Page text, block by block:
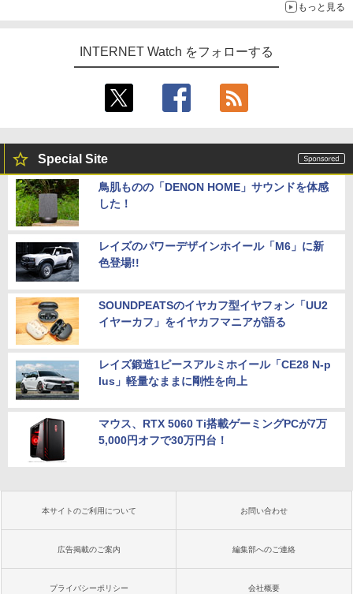
もっと見る
INTERNET Watch をフォローする
Special Site
鳥肌ものの「DENON HOME」サウンドを体感
した！
レイズのパワーデザインホイール「M6」に新
色登場!!
SOUNDPEATSのイヤカフ型イヤフォン「UU2
イヤーカフ」をイヤカフマニアが語る
レイズ鍛造1ピースアルミホイール「CE28 N-p
lus」軽量なままに剛性を向上
マウス、RTX 5060 Ti搭載ゲーミングPCが7万
5,000円オフで30万円台！
本サイトのご利用について お問い合わせ
広告掲載のご案内 編集部へのご連絡
プライバシーポリシー 会社概要